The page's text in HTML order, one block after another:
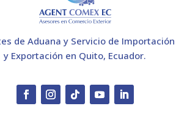
de Aduana y Servicio de Importación
y Exportación en Quito, Ecuador.